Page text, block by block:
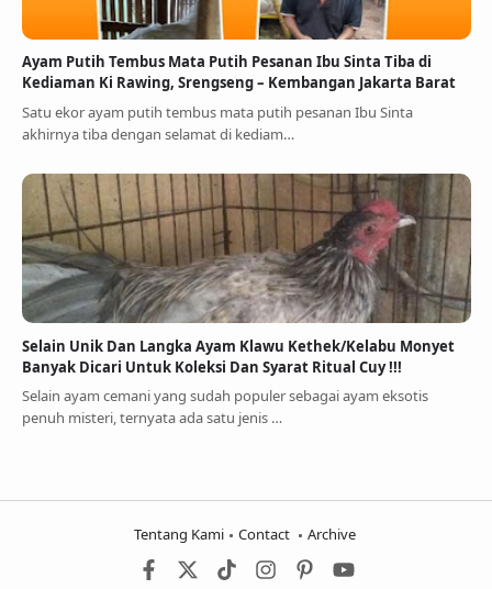
Ayam Putih Tembus Mata Putih Pesanan Ibu Sinta Tiba di
Kediaman Ki Rawing, Srengseng – Kembangan Jakarta Barat
Satu ekor ayam putih tembus mata putih pesanan Ibu Sinta
akhirnya tiba dengan selamat di kediam…
Selain Unik Dan Langka Ayam Klawu Kethek/Kelabu Monyet
Banyak Dicari Untuk Koleksi Dan Syarat Ritual Cuy !!!
Selain ayam cemani yang sudah populer sebagai ayam eksotis
penuh misteri, ternyata ada satu jenis …
Tentang Kami Contact Archive